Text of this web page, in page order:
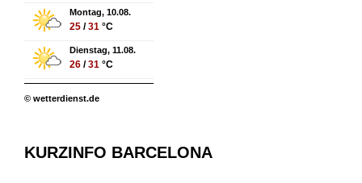
Montag, 10.08.
25 /31 °C
Dienstag, 11.08.
26 /31 °C
© wetterdienst.de
KURZINFO BARCELONA